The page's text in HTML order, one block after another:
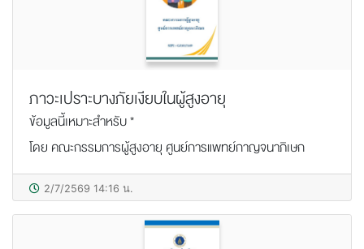
ภาวะเปราะบางภัยเงียบในผู้สูงอายุ
ข้อมูลนี้เหมาะสำหรับ *
โดย คณะกรรมการผู้สูงอายุ ศูนย์การแพทย์กาญจนาภิเษก
2/7/2569 14:16 น.